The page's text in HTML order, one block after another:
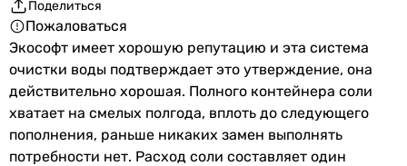
Поделиться
Пожаловаться
Экософт имеет хорошую репутацию и эта система
очистки воды подтверждает это утверждение, она
действительно хорошая. Полного контейнера соли
хватает на смелых полгода, вплоть до следующего
пополнения, раньше никаких замен выполнять
потребности нет. Расход соли составляет один